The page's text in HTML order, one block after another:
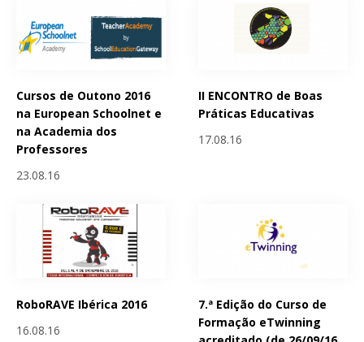
Cursos de Outono 2016
na European Schoolnet e
na Academia dos
Professores
23.08.16
II ENCONTRO de Boas
Práticas Educativas
17.08.16
RoboRAVE Ibérica 2016
16.08.16
7.ª Edição do Curso de
Formação eTwinning